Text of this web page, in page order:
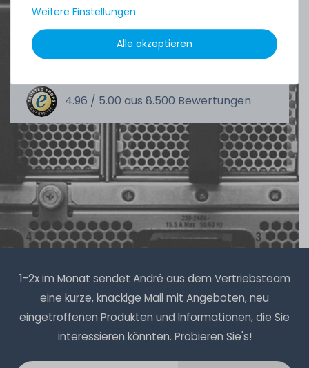
Tres Cantos
4.96 / 5.00 aus 8.500 Bewertungen
1-2x im Monat sendet André aus dem Vertriebsteam
eine kurze, knackige Mail mit Angeboten, neu
eingetroffenen Produkten und Informationen, die Sie
interessieren könnten. Probieren Sie's!
Weitere Einstellungen
Alle akzeptieren